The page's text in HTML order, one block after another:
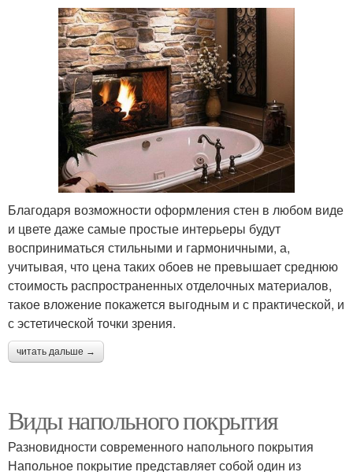
Благодаря возможности оформления стен в любом виде
и цвете даже самые простые интерьеры будут
восприниматься стильными и гармоничными, а,
учитывая, что цена таких обоев не превышает среднюю
стоимость распространенных отделочных материалов,
такое вложение покажется выгодным и с практической, и
с эстетической точки зрения.
читать дальше →
Виды напольного покрытия
Разновидности современного напольного покрытия
Напольное покрытие представляет собой один из